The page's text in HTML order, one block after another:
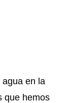
agua en la
que hemos